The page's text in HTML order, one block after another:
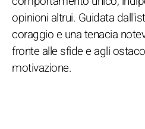
opinioni altrui. Guidata
coraggio e una tenacia
fronte alle sfide e agli
motivazione.